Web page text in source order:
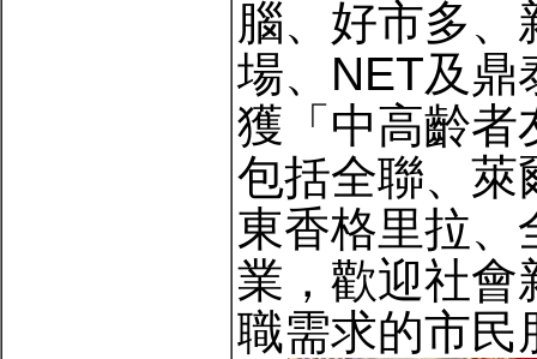
腦、好市多、
場、NET及鼎
獲「中高齡者
包括全聯、萊
東香格里拉、
業，歡迎社會
職需求的市民